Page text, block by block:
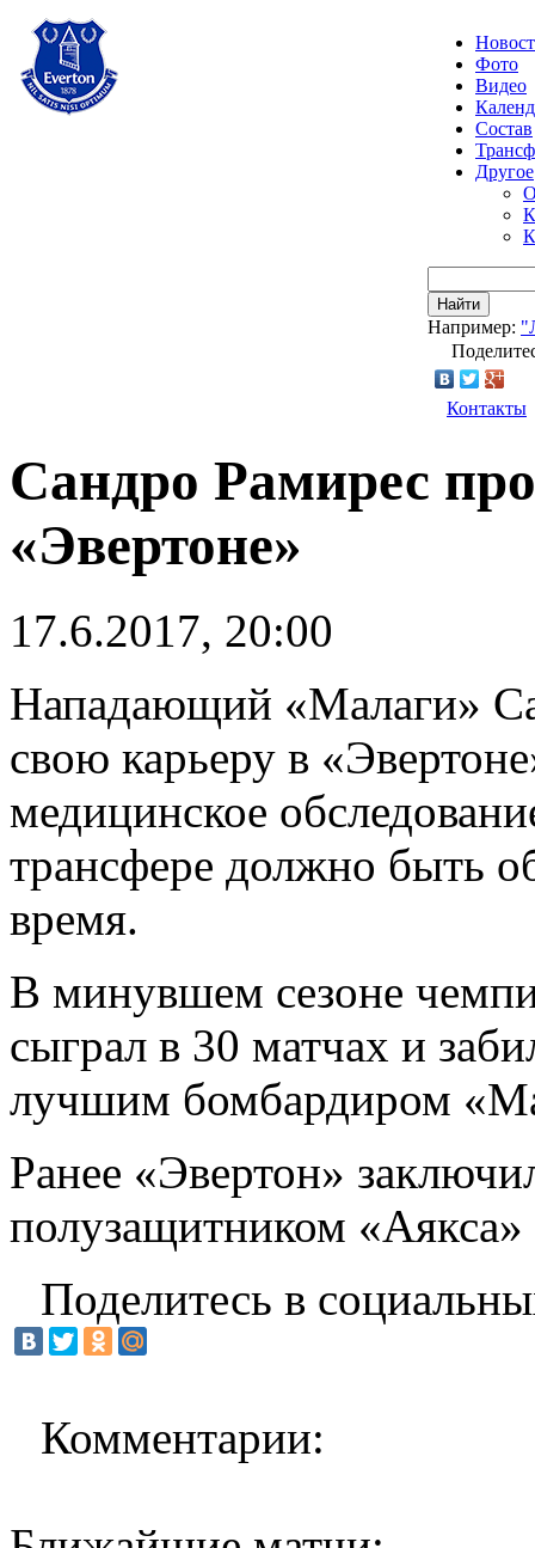
Фото
Видео
Состав
Другое
Найти
Например:
Контакты
Сандро Рамирес
«Эвертоне»
17.6.2017, 20:00
Нападающий «Малаги»
свою карьеру в
медицинское
трансфере должно быть
время.
В минувшем сезоне
сыграл в 30 матчах и
лучшим бомбардиром
Ранее «Эвертон»
полузащитником
Поделитесь в
Комментарии: